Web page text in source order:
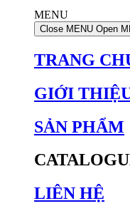
MENU
Close MENU Open
TRANG
GIỚI
SẢN PHẨM
LIÊN HỆ